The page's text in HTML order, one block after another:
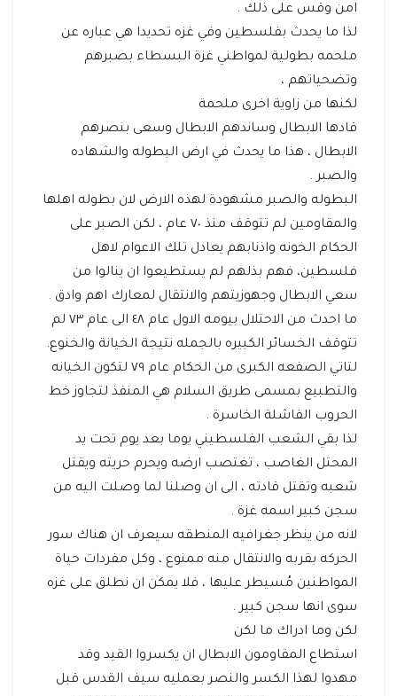
امن وقس على ذلك .
لذا ما يحدث بفلسطين وفي غزه تحديدا هي عباره عن
ملحمه بطولية لمواطني غزة البسطاء بصبرهم
وتضحياتهم ،
لكنها من زاوية اخرى ملحمة
قادها الابطال وساندهم الابطال وسعى بنصرهم
الابطال ، هذا ما يحدث في ارض البطوله والشهاده
والصبر .
البطوله والصبر مشهودة لهذه الارض لان بطوله اهلها
والمقاومين لم تتوقف منذ ٧٠ عام ، لكن الصبر على
الحكام الخونه واذنابهم يعادل تلك الاعوام لاهل
فلسطين، فهم بذلهم لم يستطيعوا ان ينالوا من
سعي الابطال وجهوزيتهم والانتقال لمعارك اهم وادق .
ما احدث من الاحتلال بيومه الاول عام ٤٨ الى عام ٧٣ لم
تتوقف الخسائر الكبيره بالجمله نتيجة الخيانة والخنوع.
لتاتي الصفعه الكبرى من الحكام عام ٧٩ لتكون الخيانه
والتطبيع بمسمى طريق السلام هي المنفذ لتجاوز خط
الحروب الفاشلة الخاسرة .
لذا بقي الشعب الفلسطيني يوما بعد يوم تحت يد
المحتل الغاصب ، تغتصب ارضه ويحرم حريته ويقتل
شعبه وتقتل قادته ، الى ان وصلنا لما وصلت اليه من
سجن كبير اسمه غزة .
لانه من ينظر جغرافيه المنطقه سيعرف ان هناك سور
الحركه بقربه والانتقال منه ممنوع ، وكل مفردات حياة
المواطنين مُسيطر عليها ، فلا يمكن ان نطلق على غزه
سوى انها سجن كبير .
لكن وما ادراك ما لكن
استطاع المقاومون الابطال ان يكسروا القيد وقد
مهدوا لهذا الكسر والنصر بعمليه سيف القدس قبل